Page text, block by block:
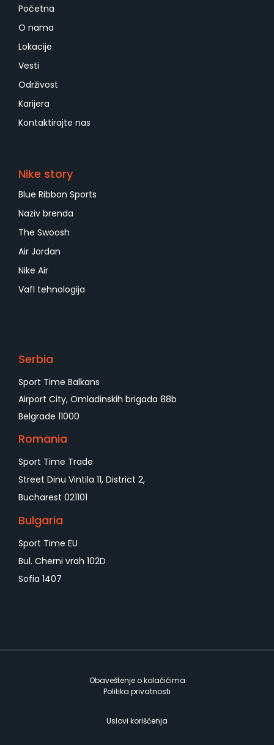
Početna
O nama
Lokacije
Vesti
Održivost
Karijera
Kontaktirajte nas
Nike story
Blue Ribbon Sports
Naziv brenda
The Swoosh
Air Jordan
Nike Air
Vafl tehnologija
Serbia
Sport Time Balkans
Airport City, Omladinskih brigada 88b
Belgrade 11000
Romania
Sport Time Trade
Street Dinu Vintila 11, District 2,
Bucharest 021101
Bulgaria
Sport Time EU
Bul. Cherni vrah 102D
Sofia 1407
Obaveštenje o kolačićima
Politika privatnosti
Uslovi korišćenja